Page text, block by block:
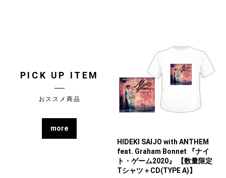
PICK UP ITEM
おススメ商品
more
HIDEKI SAIJO with ANTHEM
feat. Graham Bonnet 『ナイ
ト・ゲーム2020』 【数量限定
Tシャツ＋CD(TYPE A)】